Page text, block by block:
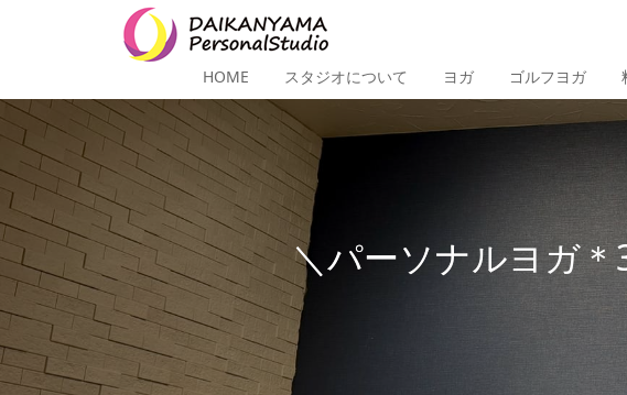
HOME スタジオについて ヨガ ゴルフヨガ
＼パーソナルヨガ